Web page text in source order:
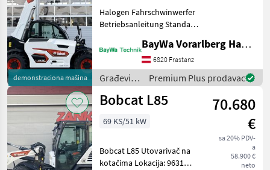
demonstraciona mašina
Halogen Fahrschwinwerfer
Betriebsanleitung Standard
Luftgefederter Sitz Heizung
mit Belüftung Bobtach
Anbaurahmen hydr.
Vordere Hydraul
BayWa Vorarlberg HandelsGmbH BayWa Technik
6820 Frastanz
Građevinski
strojevi /
Bobcat
Premium Plus prodavac
Bobcat L85
70.680
€
sa 20% PDV-
a
58.900 €
neto
69 KS/51 kW
Bobcat L85 Utovarivač na
kotačima Lokacija: 9631